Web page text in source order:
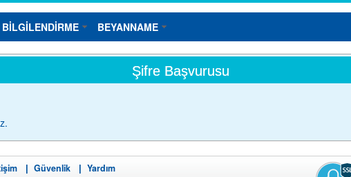
BİLGİLENDİRME BEYANNAME
Şifre Başvurusu
Güvenlik Yardım